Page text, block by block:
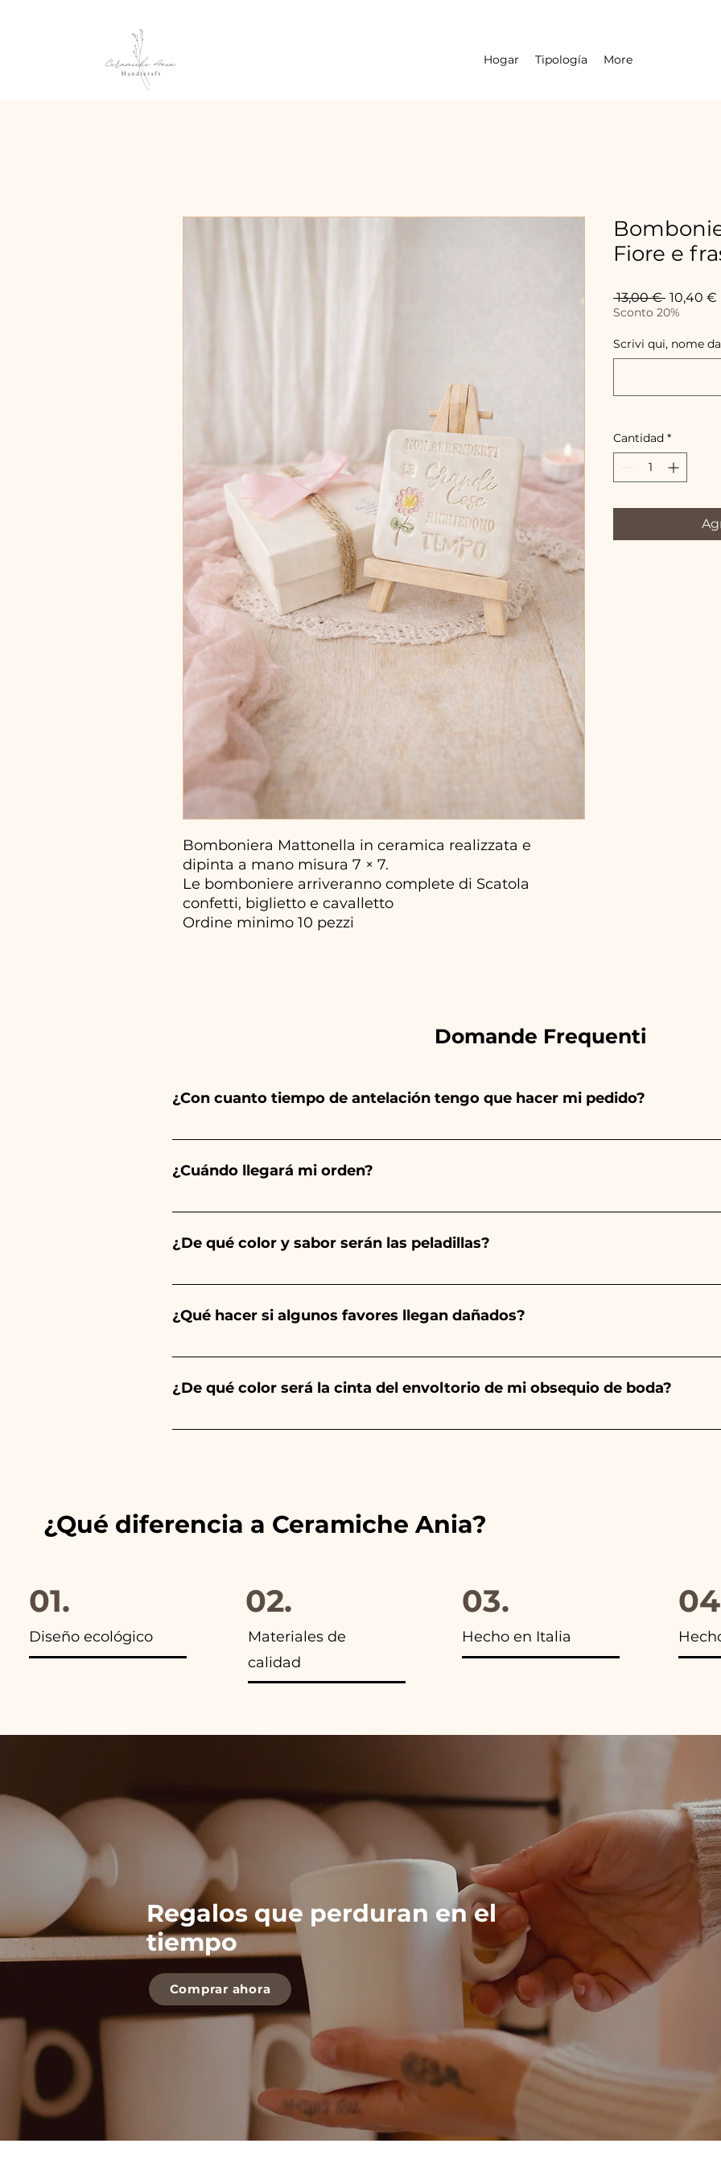
Hogar Tipología More
Bomboniera Mattonella in ceramica realizzata e
dipinta a mano misura 7 × 7.
Le bomboniere arriveranno complete di Scatola
confetti, biglietto e cavalletto
Ordine minimo 10 pezzi
Fiore e
13,00 € Precio
10,40 €
Sconto 20%
Scrivi qui, nome
Cantidad *
Domande Frequenti
¿Con cuanto tiempo de antelación tengo que hacer mi pedido?
Ceramiche Ania crea y pinta totalmente a mano, ¡por lo que su creación lleva
tu evento es antes de los horarios indicados, ¡contáctanos para solicitar información
¿Cuándo llegará mi orden?
Se garantiza la recepción del pedido 10/15 días antes del evento.
¿De qué color y sabor serán las peladillas?
El sabor de las peladillas siempre será almendrado, el color varía según el tipo de
Comunión, Confirmación y Boda será de color blanco. - Para Graduación, será Rojo
¿Qué hacer si algunos favores llegan dañados?
Llevamos muchos años en el sector y sabemos cuidar tus pedidos pero si algo se
¿De qué color será la cinta del envoltorio de mi obsequio de boda?
Siempre combinamos los colores de las cintas con los colores del detalle de boda
¿Qué diferencia a Ceramiche Ania?
01.
Diseño ecológico
02.
Materiales de
calidad
03.
Hecho en Italia
Regalos que perduran en el
tiempo
Comprar ahora